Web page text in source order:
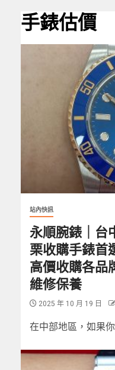
手錶估價
站內快訊
永順腕錶｜台
栗收購手錶首
高價收購各品
維修保養
2025 年 10 月 19 日
在中部地區，如果